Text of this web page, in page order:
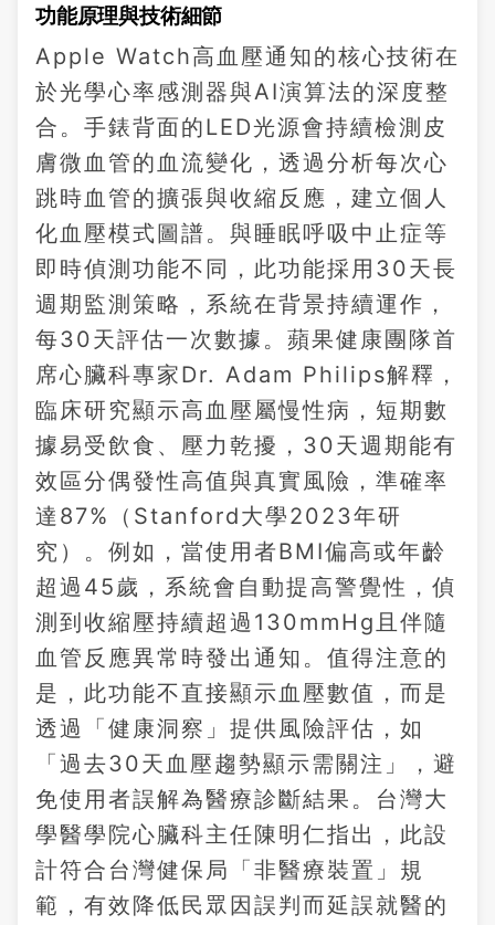
功能原理與技術細節
Apple Watch高血壓通知的核心技術在
於光學心率感測器與AI演算法的深度整
合。手錶背面的LED光源會持續檢測皮
膚微血管的血流變化，透過分析每次心
跳時血管的擴張與收縮反應，建立個人
化血壓模式圖譜。與睡眠呼吸中止症等
即時偵測功能不同，此功能採用30天長
週期監測策略，系統在背景持續運作，
每30天評估一次數據。蘋果健康團隊首
席心臟科專家Dr. Adam Philips解釋，
臨床研究顯示高血壓屬慢性病，短期數
據易受飲食、壓力乾擾，30天週期能有
效區分偶發性高值與真實風險，準確率
達87%（Stanford大學2023年研
究）。例如，當使用者BMI偏高或年齡
超過45歲，系統會自動提高警覺性，偵
測到收縮壓持續超過130mmHg且伴隨
血管反應異常時發出通知。值得注意的
是，此功能不直接顯示血壓數值，而是
透過「健康洞察」提供風險評估，如
「過去30天血壓趨勢顯示需關注」，避
免使用者誤解為醫療診斷結果。台灣大
學醫學院心臟科主任陳明仁指出，此設
計符合台灣健保局「非醫療裝置」規
範，有效降低民眾因誤判而延誤就醫的